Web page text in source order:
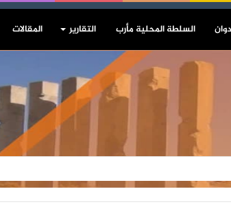
السلطة المحلية مأرب التقارير المقالات